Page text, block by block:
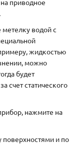
приводное
водой с
жидкостью
можно
будет
счет статического
нажмите на
поверхностями и по